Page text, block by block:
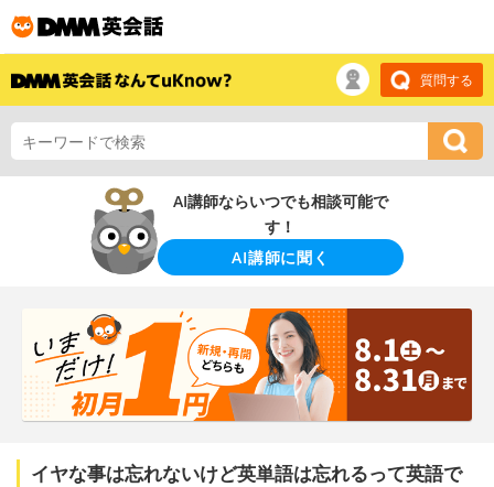
質問する
AI講師ならいつでも相談可能で
す！
AI講師に聞く
イヤな事は忘れないけど英単語は忘れるって英語で